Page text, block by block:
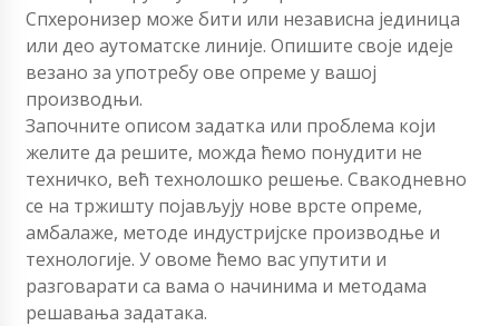
Спхеронизер може бити или независна јединица
или део аутоматске линије. Опишите своје идеје
везано за употребу ове опреме у вашој
производњи.
Започните описом задатка или проблема који
желите да решите, можда ћемо понудити не
техничко, већ технолошко решење. Свакодневно
се на тржишту појављују нове врсте опреме,
амбалаже, методе индустријске производње и
технологије. У овоме ћемо вас упутити и
разговарати са вама о начинима и методама
решавања задатака.